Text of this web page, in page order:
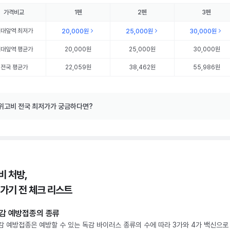
가격비교 1펜 2펜 3펜
앞역최저가 20,000원 25,000원 30,000원
앞역평균가 20,000원 25,000원 30,000원
전국 평균가 22,059원 38,462원 55,986원
고비 전국 최저가가 궁금하다면?
처방,
기 전 체크 리스트
예방접종의 종류
예방접종은 예방할 수 있는 독감 바이러스 종류의 수에 따라 3가와 4가 백신으로